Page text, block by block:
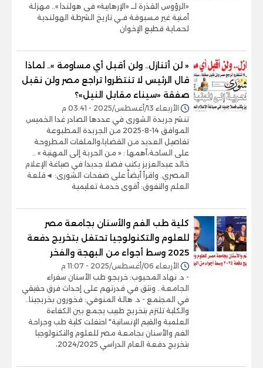
«الرؤوس القذرة لــ «الإرهابية» فى هولندا ».. مهزلة
أمنية غير مسبوقة فـي تاريخ الشرطة الهولندية
لحماية قطيع الإخوان
« لن أتنازل.. ولن أقبل أي مساومة ».. لماذا
قال الرئيس لا تنتظروا تراجع مصر ولن نقبل
صفقة «سيناء مقابل النيل»؟
الأربعاء 13/أغسطس/2025 - 03:41 م
تنشر جريدة الشورى في عددها الصادر غدا الخميس
الموافق 14-8-2025 من الجريدة المطبوعة
تفاصيل العديد من القضايا،والملفات المطروحة
على الساحة،أهمها : « من الحرية إلى المهنية » ..
خالد عبدالعزيز يكتب فصلا جديدا في صياغة الإعلام
المصري. واقرأ أيضاً على صفحات الشورى: ◄قلعة
العلم والتفوق: أقوى خدمة تعليمية
كلية طب الفم والأسنان بجامعة مصر
للعلوم والتكنولوجيا تحتفل بتخريج دفعة
2025 وسط أجواء من البهجة والفخر
الأربعاء 06/أغسطس/2025 - 11:07 م
- د. نهاد المحبوب: خريجو طب الأسنان سفراء
الجامعة.. ونثق في قدرتهم على إحداث فرق حقيقي
في المجتمع - د. هالة المنوفي: فخورون بخريجينا..
والكلية تلتزم بتخريج طبيب يجمع بين الكفاءة
العلمية والقيم الإنسانية" احتفلت كلية طب وجراحة
الفم والأسنان بجامعة مصر للعلوم والتكنولوجيا
بتخريج دفعة العام الدراسي 2024/2025،